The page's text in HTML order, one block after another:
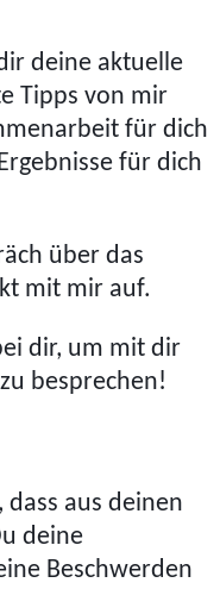
deine aktuelle
Tipps von mir
für dich
für dich
über das
mit mir auf.
dir, um mit dir
besprechen!
dass aus deinen
deine
Beschwerden